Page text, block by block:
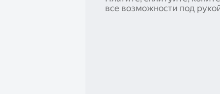
все возможности под